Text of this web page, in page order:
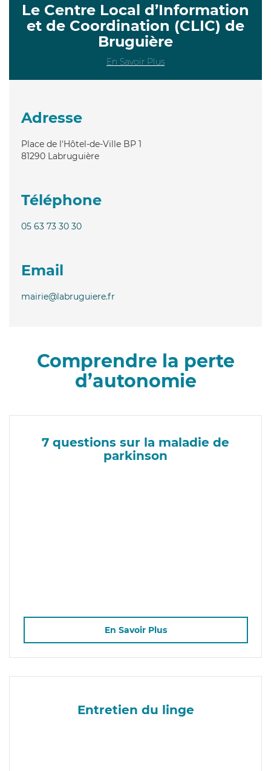
Le Centre Local d’Information
et de Coordination (CLIC) de
Bruguière
En Savoir Plus
Adresse
Place de l'Hôtel-de-Ville BP 1
81290 Labruguière
Téléphone
05 63 73 30 30
Email
mairie@labruguiere.fr
Comprendre la perte
d’autonomie
7 questions sur la maladie de
parkinson
En Savoir Plus
Entretien du linge